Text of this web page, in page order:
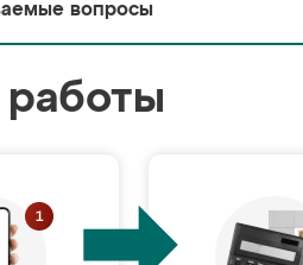
вопросы